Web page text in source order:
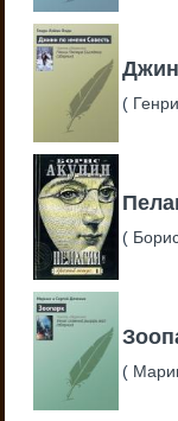
(
(
(